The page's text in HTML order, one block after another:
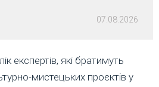
07.08.2026
експертів, які братимуть
мистецьких проєктів у